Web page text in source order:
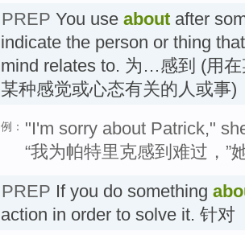
PREP You use about after
indicate the person or thing
mind relates to. 为…感到 (用
某种感觉或心态有关的人或事)
例： "I'm sorry about Patrick,"
“我为帕特里克感到难过，”
PREP If you do something
action in order to solve it. 针对